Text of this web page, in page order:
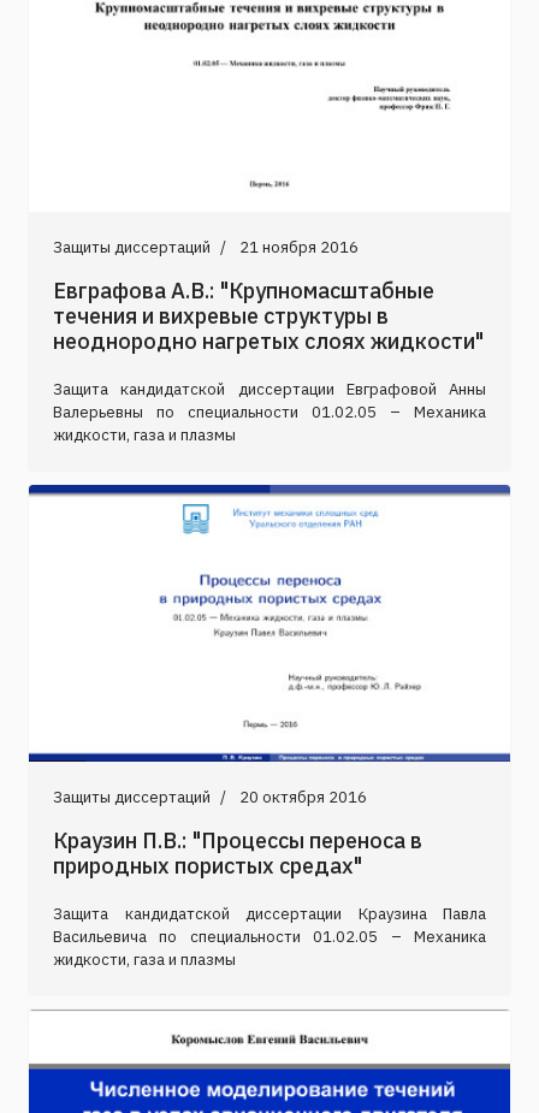
Защиты диссертаций 21 ноября 2016
Евграфова А.В.: "Крупномасштабные
течения и вихревые структуры в
неоднородно нагретых слоях жидкости"
Защита кандидатской диссертации Евграфовой Анны
Валерьевны по специальности 01.02.05 – Механика
жидкости, газа и плазмы
Защиты диссертаций 20 октября 2016
Краузин П.В.: "Процессы переноса в
природных пористых средах"
Защита кандидатской диссертации Краузина Павла
Васильевича по специальности 01.02.05 – Механика
жидкости, газа и плазмы